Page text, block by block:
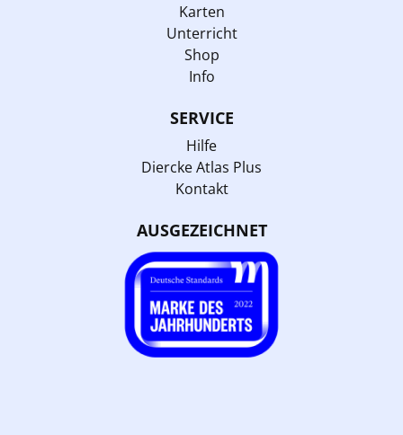
Karten
Unterricht
Shop
Info
SERVICE
Hilfe
Diercke Atlas Plus
Kontakt
AUSGEZEICHNET